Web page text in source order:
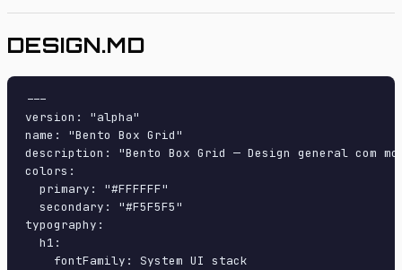
DESIGN.MD
---
version: "alpha"
name: "Bento Box Grid"
description: "Bento Box Grid — Design general com
colors:
  primary: "#FFFFFF"
  secondary: "#F5F5F5"
typography:
  h1:
    fontFamily: System UI stack